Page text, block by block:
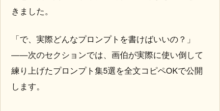
きました。
「で、実際どんなプロンプトを書けばいいの？」
——次のセクションでは、画伯が実際に使い倒して
練り上げたプロンプト集5選を全文コピペOKで公開
します。